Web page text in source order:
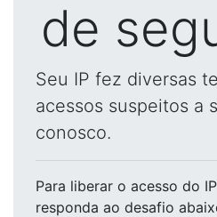
de
Seu IP fez diversas
acessos suspeitos a
conosco.
Para liberar o acesso do IP
responda ao desafio